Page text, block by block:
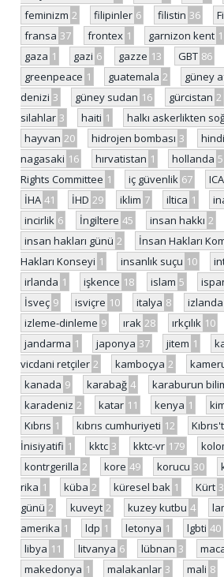
feminizm 2 filipinler 6 filistin 36
fransa 37 frontex 1 garnizon kent 1
gaza 1 gazi 6 gazze 13 GBT 86
greenpeace 1 guatemala 2 güney
denizi 3 güney sudan 16 gürcistan 2
silahlar 3 haiti 1 halkı askerlikten
hayvan 20 hidrojen bombası 3
nagasaki 16 hırvatistan 1 hollanda 5
Rights Committee 1 iç güvenlik 67
İHA 41 İHD 29 iklim 7 iltica 1
incirlik 6 İngiltere 45 insan hakkı 2
insan hakları günü 2 İnsan Hakları
Hakları Konseyi 1 insanlık suçu 10
irlanda 1 işkence 18 islam 5
İsveç 9 isviçre 10 italya 8 izlanda
izleme-dinleme 9 ırak 28 ırkçılık 10
jandarma 1 japonya 37 jitem 1
vicdani retçiler 2 kamboçya 2
kanada 9 karabağ 4 karaburun
karadeniz 2 katar 11 kenya 1
Kıbrıs 1 kıbrıs cumhuriyeti 12
İnisiyatifi 1 kktc 3 kktc-vr 179
kontrgerilla 2 kore 49 korucu 30
rika 1 küba 2 küresel bak 1 Kürt
günü 2 kuveyt 2 kuzey kutbu 4
amerika 1 ldp 1 letonya 1 lgbti 40
libya 11 litvanya 6 lübnan 3
makedonya 1 malakanlar 3 mali 8